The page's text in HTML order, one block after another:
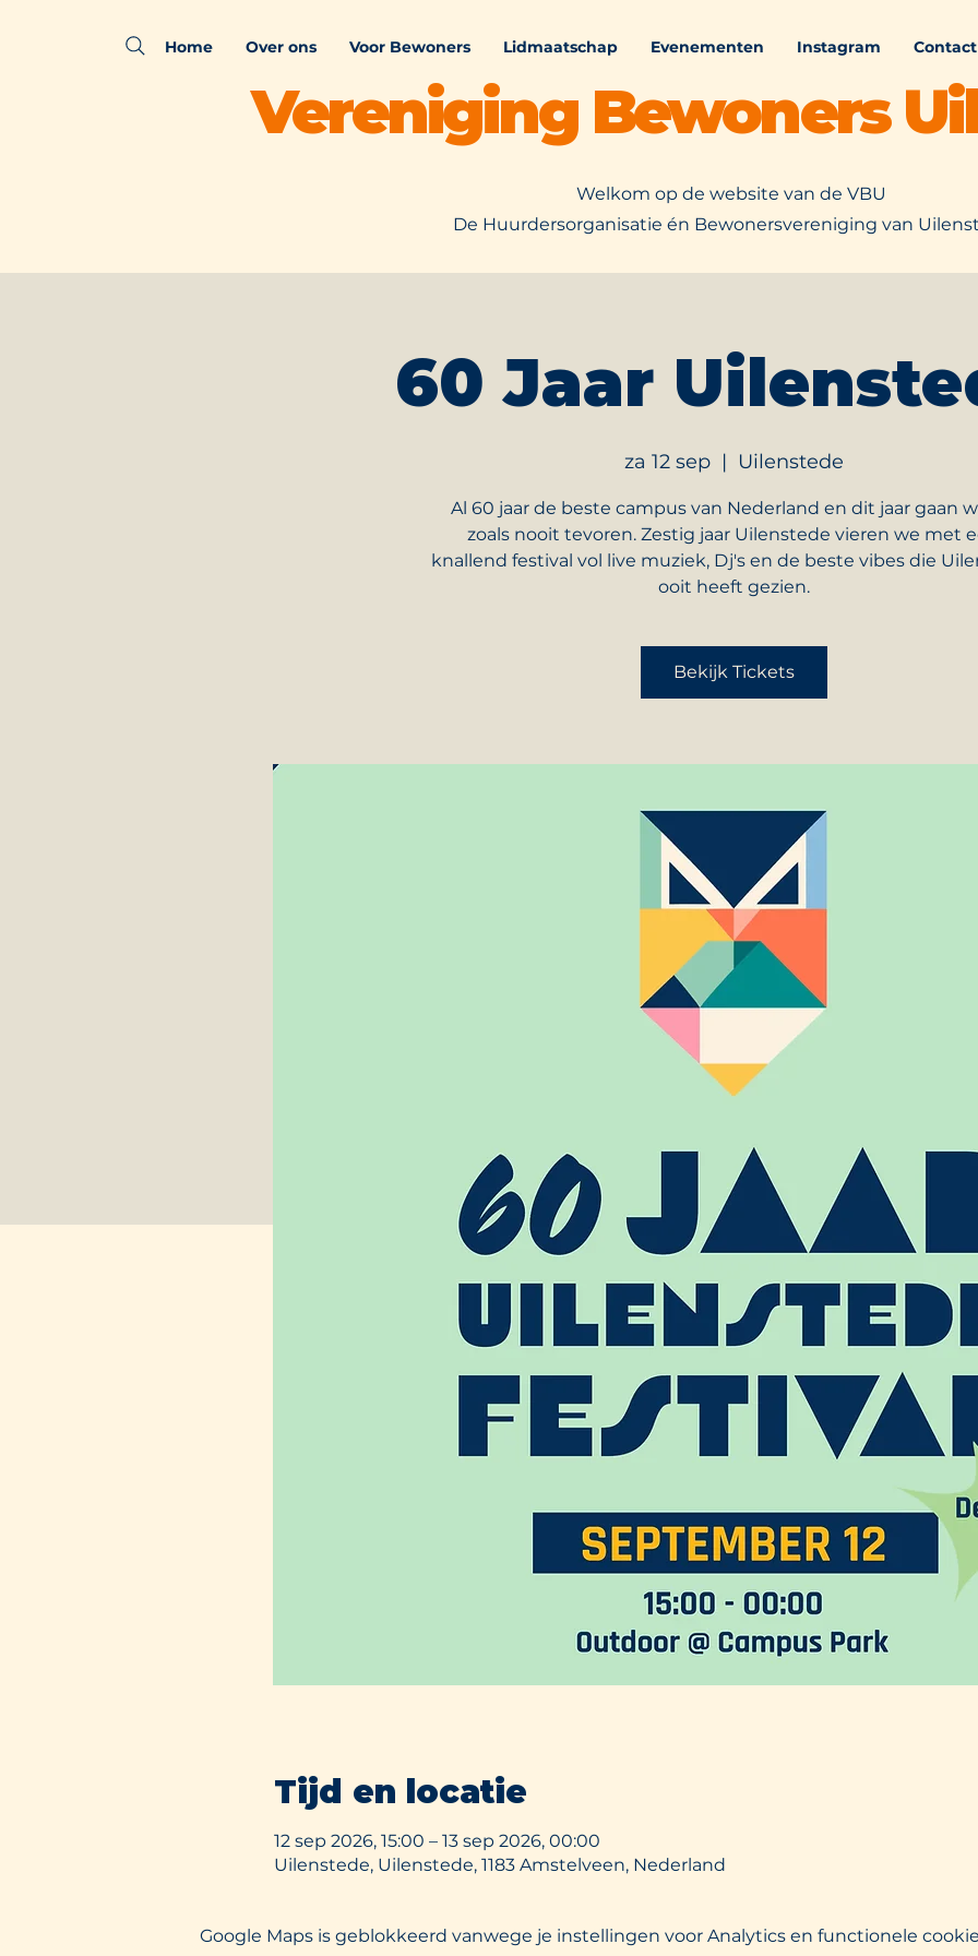
Home Over ons Voor Bewoners Lidmaatschap Evenementen Instagram Contact
Vereniging Bewoners
Welkom op de website van de VBU
De Huurdersorganisatie én Bewonersvereniging van
60 Jaar
za 12 sep
  |
Uilenstede
Al 60 jaar de beste campus van Nederland en dit jaar gaan
zoals nooit tevoren. Zestig jaar Uilenstede vieren we met
knallend festival vol live muziek, Dj's en de beste vibes die
ooit heeft gezien.
Bekijk Tickets
Tijd en locatie
12 sep 2026, 15:00 – 13 sep 2026, 00:00
Uilenstede, Uilenstede, 1183 Amstelveen, Nederland
Google Maps is geblokkeerd vanwege je instellingen voor Analytics en functionele